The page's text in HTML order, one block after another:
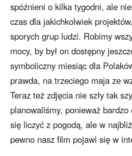
spóźnieni o kilka tygodni, ale
czas dla jakichkolwiek
sporych grup ludzi. Robimy
mocy, by był on dostępny
symboliczny miesiąc dla
prawda, na trzeciego maja ze
Teraz też zdjęcia nie szły tak
planowaliśmy, ponieważ
się liczyć z pogodą, ale w
pewno nasz film pojawi się w